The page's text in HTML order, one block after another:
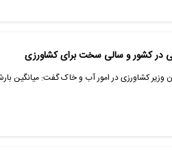
در کشور و سالی سخت برای کشاورزی